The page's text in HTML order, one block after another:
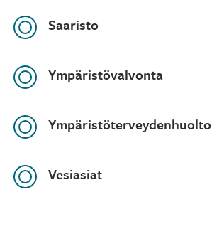
Saaristo
Ympäristövalvonta
Ympäristöterveydenhuolto
Vesiasiat